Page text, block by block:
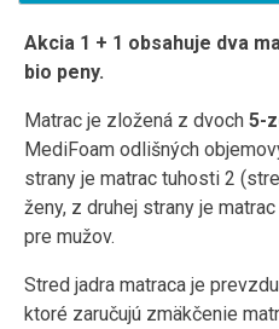
Akcia 1 + 1 obsahuje dva
bio peny.
Matrac je zložená z dvoch 5-
MediFoam odlišných
strany je matrac tuhosti 2
ženy, z druhej strany je
pre mužov.
Stred jadra matraca je
ktoré zaručujú zmäkčenie